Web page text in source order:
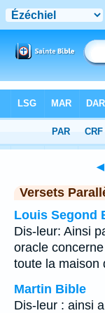
Chapitre 12> Verset 10
◄
Versets
Louis Segond
Dis-leur: Ainsi
oracle
toute la maison
Martin Bible
Dis-leur : ainsi